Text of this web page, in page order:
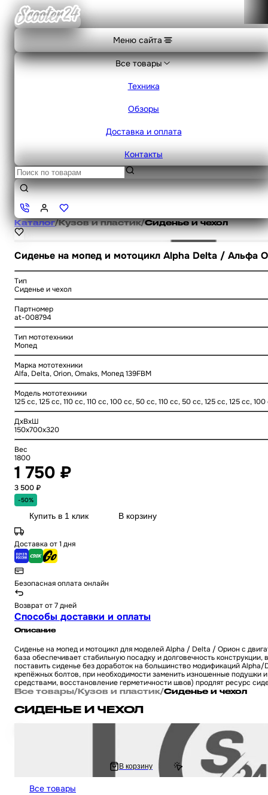
Меню сайта
Все товары
Техника
Обзоры
Доставка и оплата
Контакты
Каталог/Кузов и пластик/Сиденье и чехол
Сиденье на мопед и мотоцикл Alpha Delta / Альфа
Тип
Сиденье и чехол
Партномер
at-008794
Тип мототехники
Мопед
Марка мототехники
Alfa, Delta, Orion, Omaks, Мопед 139FBM
Модель мототехники
125 cc, 125 cc, 110 cc, 110 cc, 100 cc, 50 cc, 110 cc, 50 cc, 125 cc, 125 cc,
ДхВхШ
150x700x320
Вес
1800
1 750 ₽
3 500 ₽
-50%
Купить в 1 клик В корзину
Доставка от 1 дня
Безопасная оплата онлайн
Возврат от 7 дней
Способы доставки и оплаты
Описание
Сиденье на мопед и мотоцикл для моделей Alpha / Delta / Орион с
база обеспечивает стабильную посадку и долговечность
поставить сиденье без доработок на большинство модификаций
крепёжных болтов, при необходимости заменить изношенные подушки
средствами, восстановление герметичности швов) продлят ресурс
Все товары/Кузов и пластик/Сиденье и чехол
СИДЕНЬЕ И ЧЕХОЛ
Седло на велосипед универсальное вело спортивное, черно-серое
В корзину
Все товары